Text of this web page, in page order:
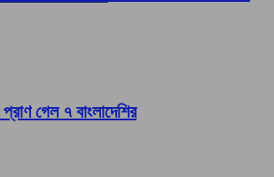
গেল ৭ বাংলাদেশির